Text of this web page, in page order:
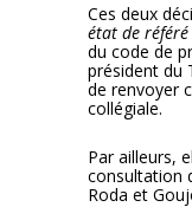
Ces deux
état de référé
du code de
président du
de renvoyer
collégiale.
Par ailleurs,
consultation
Roda et